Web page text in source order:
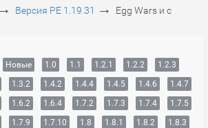
→ Версия PE 1.19.31 →
Egg Wars и с
Новые 1.0 1.1 1.2.1 1.2.2
1.2.3
1.3.2 1.4.2 1.4.4 1.4.5 1.4.6
1.4.7
1.6.2 1.6.4 1.7.2 1.7.3 1.7.4
1.7.5
1.7.9 1.7.10 1.8 1.8.1 1.8.2
1.8.3